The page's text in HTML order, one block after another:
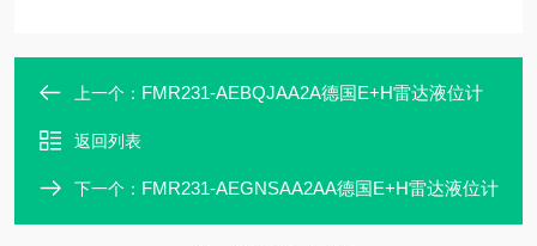
上一个： FMR231-AEBQJAA2A德国E+H雷达液位计
返回列表
下一个： FMR231-AEGNSAA2AA德国E+H雷达液位计